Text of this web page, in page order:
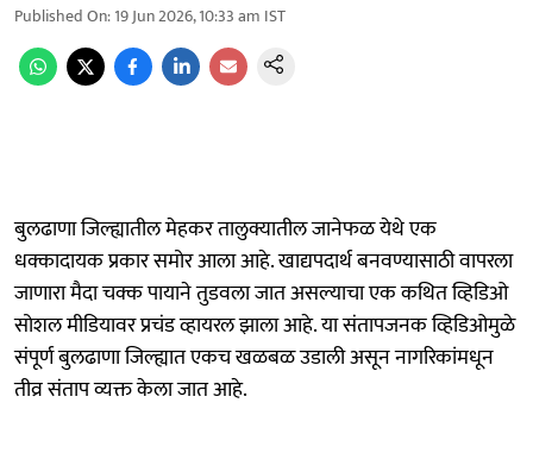
Published On:19 Jun 2026, 10:33 am IST
बुलढाणा जिल्ह्यातील मेहकर तालुक्यातील जानेफळ येथे एक
धक्कादायक प्रकार समोर आला आहे. खाद्यपदार्थ बनवण्यासाठी वापरला
जाणारा मैदा चक्क पायाने तुडवला जात असल्याचा एक कथित व्हिडिओ
सोशल मीडियावर प्रचंड व्हायरल झाला आहे. या संतापजनक व्हिडिओमुळे
संपूर्ण बुलढाणा जिल्ह्यात एकच खळबळ उडाली असून नागरिकांमधून
तीव्र संताप व्यक्त केला जात आहे.